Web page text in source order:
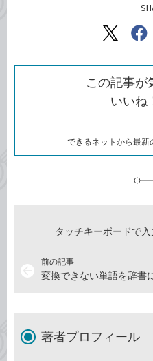
X（旧
で
シ
ェ
ア
この記事が
いいね
できるネットから最新
前の記事
変換できない単語を辞書
タッチキーボードで
著者プロフィール